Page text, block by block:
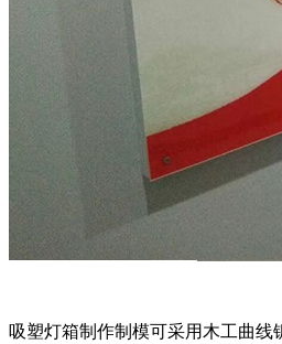
吸塑灯箱制作制模可采用木工曲线